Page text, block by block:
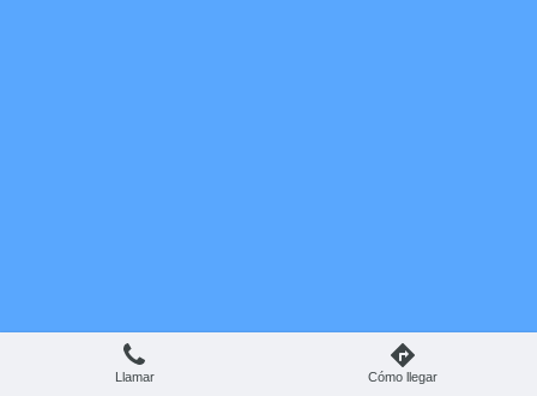
Llamar Cómo llegar